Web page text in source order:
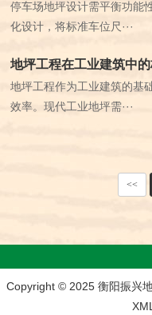
停车场地坪设计需平衡功能
化设计，将标准车位尺···
地坪工程在工业建筑中
地坪工程作为工业建筑的基
效率。现代工业地坪需···
<<
Copyright © 2025 衡阳振兴